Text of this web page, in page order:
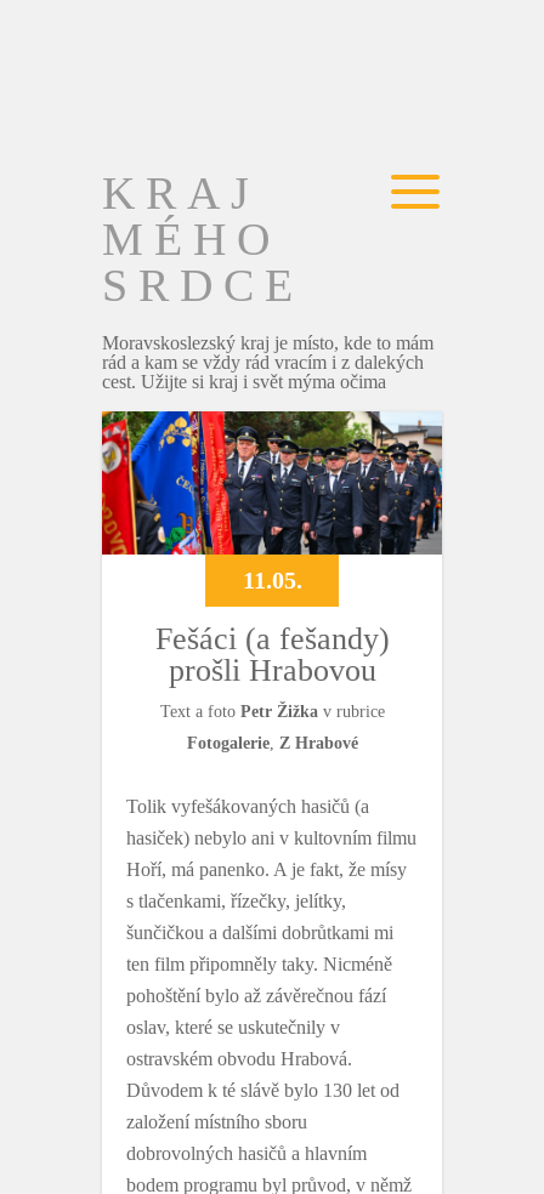
KRAJ
MÉHO
SRDCE
Moravskoslezský kraj je místo, kde to mám
rád a kam se vždy rád vracím i z dalekých
cest. Užijte si kraj i svět mýma očima
11.05.
Fešáci (a fešandy)
prošli Hrabovou
Text a foto Petr Žižkav rubrice
Fotogalerie, Z Hrabové
Tolik vyfešákovaných hasičů (a
hasiček) nebylo ani v kultovním filmu
Hoří, má panenko. A je fakt, že mísy
s tlačenkami, řízečky, jelítky,
šunčičkou a dalšími dobrůtkami mi
ten film připomněly taky. Nicméně
pohoštění bylo až závěrečnou fází
oslav, které se uskutečnily v
ostravském obvodu Hrabová.
Důvodem k té slávě bylo 130 let od
založení místního sboru
dobrovolných hasičů a hlavním
bodem programu byl průvod, v němž